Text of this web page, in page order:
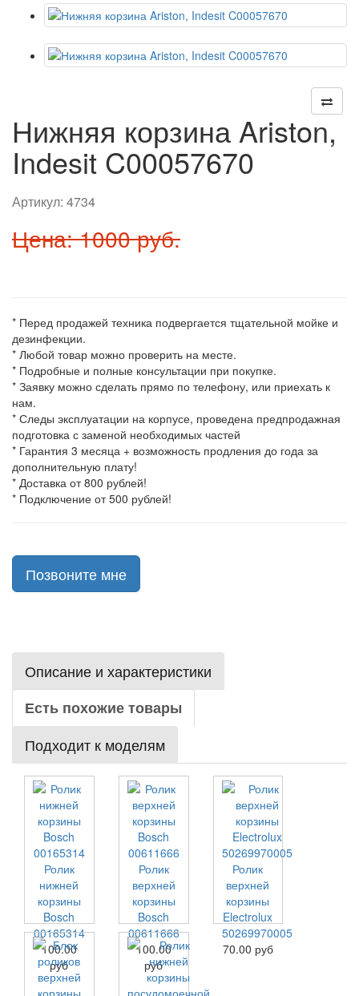
Нижняя корзина Ariston,
Indesit C00057670
Артикул: 4734
Цена: 1000 руб.
* Перед продажей техника подвергается тщательной мойке и
дезинфекции.
* Любой товар можно проверить на месте.
* Подробные и полные консультации при покупке.
* Заявку можно сделать прямо по телефону, или приехать к
нам.
* Следы эксплуатации на корпусе, проведена предпродажная
подготовка с заменой необходимых частей
* Гарантия 3 месяца + возможность продления до года за
дополнительную плату!
* Доставка от 800 рублей!
* Подключение от 500 рублей!
Позвоните мне
Описание и характеристики
Есть похожие товары
Подходит к моделям
Ролик
нижней
корзины
Bosch
00165314
100.00
руб
Ролик
верхней
корзины
Bosch
00611666
100.00
руб
Ролик
верхней
корзины
Electrolux
50269970005
70.00 руб